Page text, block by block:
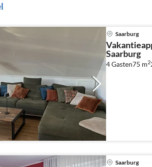
Saarburg
Saarburg
4 Gasten75 m2
Saarburg